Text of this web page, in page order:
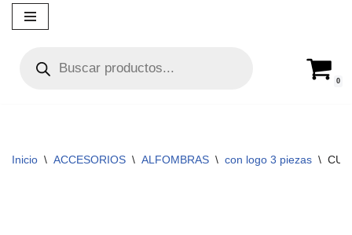
contenido
0
Inicio \ ACCESORIOS \ ALFOMBRAS \ con logo 3 piezas \